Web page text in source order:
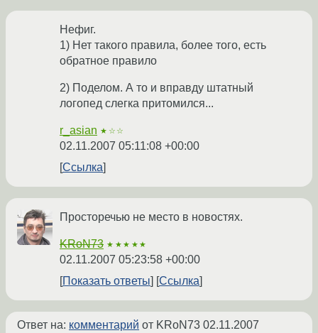
Нефиг.
1) Нет такого правила, более того, есть
обратное правило
2) Поделом. А то и вправду штатный
логопед слегка притомился...
r_asian ★☆☆
02.11.2007 05:11:08 +00:00
Ссылка
Просторечью не место в новостях.
KRoN73 ★★★★★
02.11.2007 05:23:58 +00:00
Показать ответы
Ссылка
Ответ на: комментарий от KRoN73 02.11.2007